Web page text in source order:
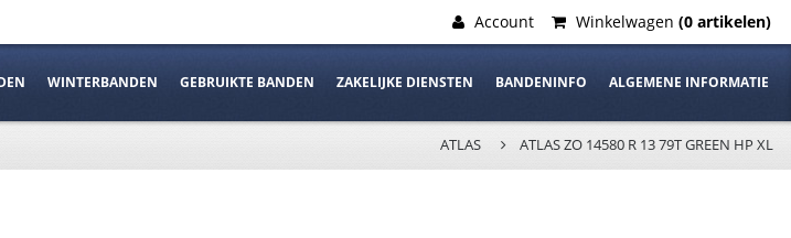
Account Winkelwagen (0 artikelen)
WINTERBANDEN GEBRUIKTE BANDEN ZAKELIJKE DIENSTEN BANDENINFO ALGEMENE INFORMATIE
ATLAS ATLAS ZO 14580 R 13 79T GREEN HP XL